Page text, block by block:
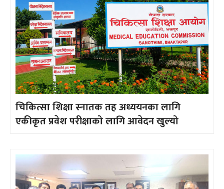
चिकित्सा शिक्षा स्नातक तह अध्ययनका लागि
एकीकृत प्रवेश परीक्षाको लागि आवेदन खुल्यो